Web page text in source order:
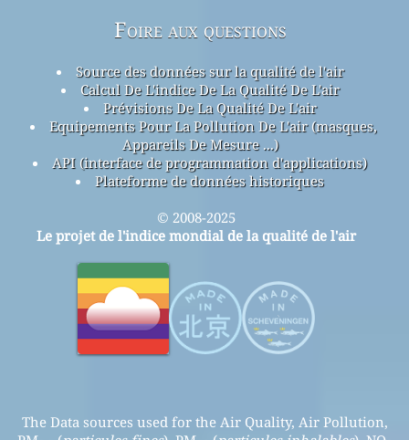
Foire aux questions
Source des données sur la qualité de l'air
Calcul De L'indice De La Qualité De L'air
Prévisions De La Qualité De L'air
Equipements Pour La Pollution De L'air (masques,
Appareils De Mesure ...)
API (interface de programmation d'applications)
Plateforme de données historiques
© 2008-2025
Le projet de l'indice mondial de la qualité de l'air
The Data sources used for the Air Quality, Air Pollution,